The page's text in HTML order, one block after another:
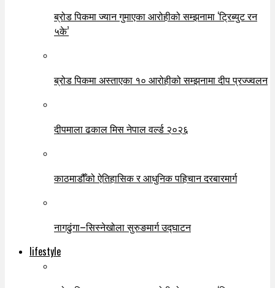
ब्रोड पिकमा ज्यान गुमाएका आरोहीको सम्झनामा ‘ट्रिब्युट रन
५के’
ब्रोड पिकमा अस्ताएका १० आरोहीको सम्झनामा दीप प्रज्ज्वलन
दीपमाला ढकाल मिस नेपाल वर्ल्ड २०२६
काठमाडौँको ऐतिहासिक र आधुनिक पहिचान दरबारमार्ग
नागढुंगा–सिस्नेखोला सुरुङमार्ग उद्घाटन
lifestyle